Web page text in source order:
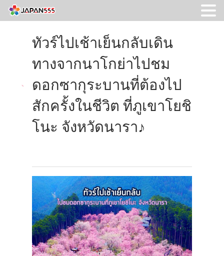
ทัวร์ไปเช้าเย็นกลับเดิน
ทางจากนาโกย่าไปชม
ดอกซากุระบานที่ต้องไป
สักครั้งในชีวิต ที่ภูเขาโยชิ
โนะ จังหวัดนารา♪